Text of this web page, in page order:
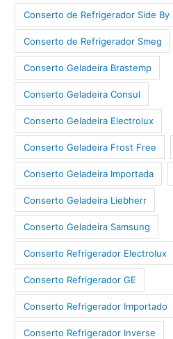
Conserto de Refrigerador Side By
Conserto de Refrigerador Smeg
Conserto Geladeira Brastemp
Conserto Geladeira Consul
Conserto Geladeira Electrolux
Conserto Geladeira Frost Free
Conserto Geladeira Importada
Conserto Geladeira Liebherr
Conserto Geladeira Samsung
Conserto Refrigerador Electrolux
Conserto Refrigerador GE
Conserto Refrigerador Importado
Conserto Refrigerador Inverse